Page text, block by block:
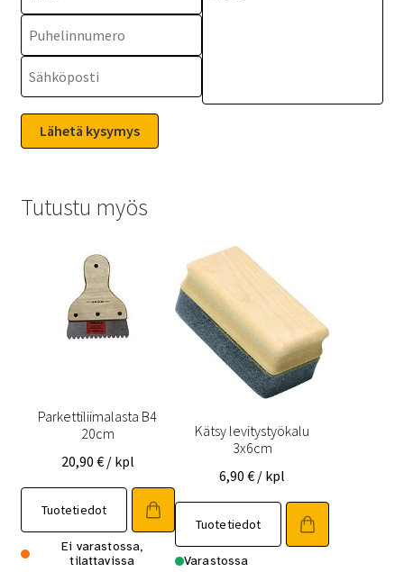
Tutustu myös
Parkettiliimalasta B4
20cm
20,90 € / kpl
Tuotetiedot
Ei varastossa,
tilattavissa
Kätsy levitystyökalu
3x6cm
6,90€ / kpl
Tuotetiedot
Varastossa